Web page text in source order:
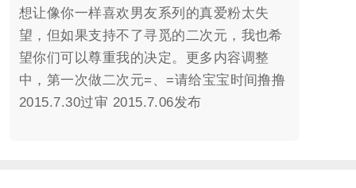
想让像你一样喜欢男友系列的真爱粉太失
望，但如果支持不了寻觅的二次元，我也希
望你们可以尊重我的决定。更多内容调整
中，第一次做二次元=、=请给宝宝时间撸撸
2015.7.30过审 2015.7.06发布